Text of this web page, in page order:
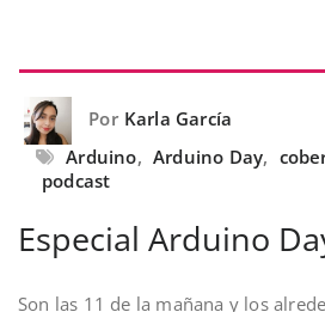
Por Karla García
Arduino, Arduino Day,
podcast
Especial Arduino
Son las 11 de la mañana y los